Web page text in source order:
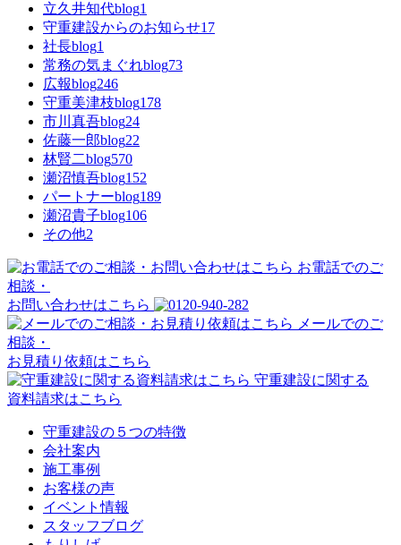
立久井知代blog1
守重建設からのお知らせ17
社長blog1
常務の気まぐれblog73
広報blog246
守重美津枝blog178
市川真吾blog24
佐藤一郎blog22
林賢二blog570
瀬沼慎吾blog152
パートナーblog189
瀬沼貴子blog106
その他2
お電話でのご
相談・
お問い合わせはこちら
メールでのご
相談・
お見積り依頼はこちら
守重建設に関する
資料請求はこちら
守重建設の５つの特徴
会社案内
施工事例
お客様の声
イベント情報
スタッフブログ